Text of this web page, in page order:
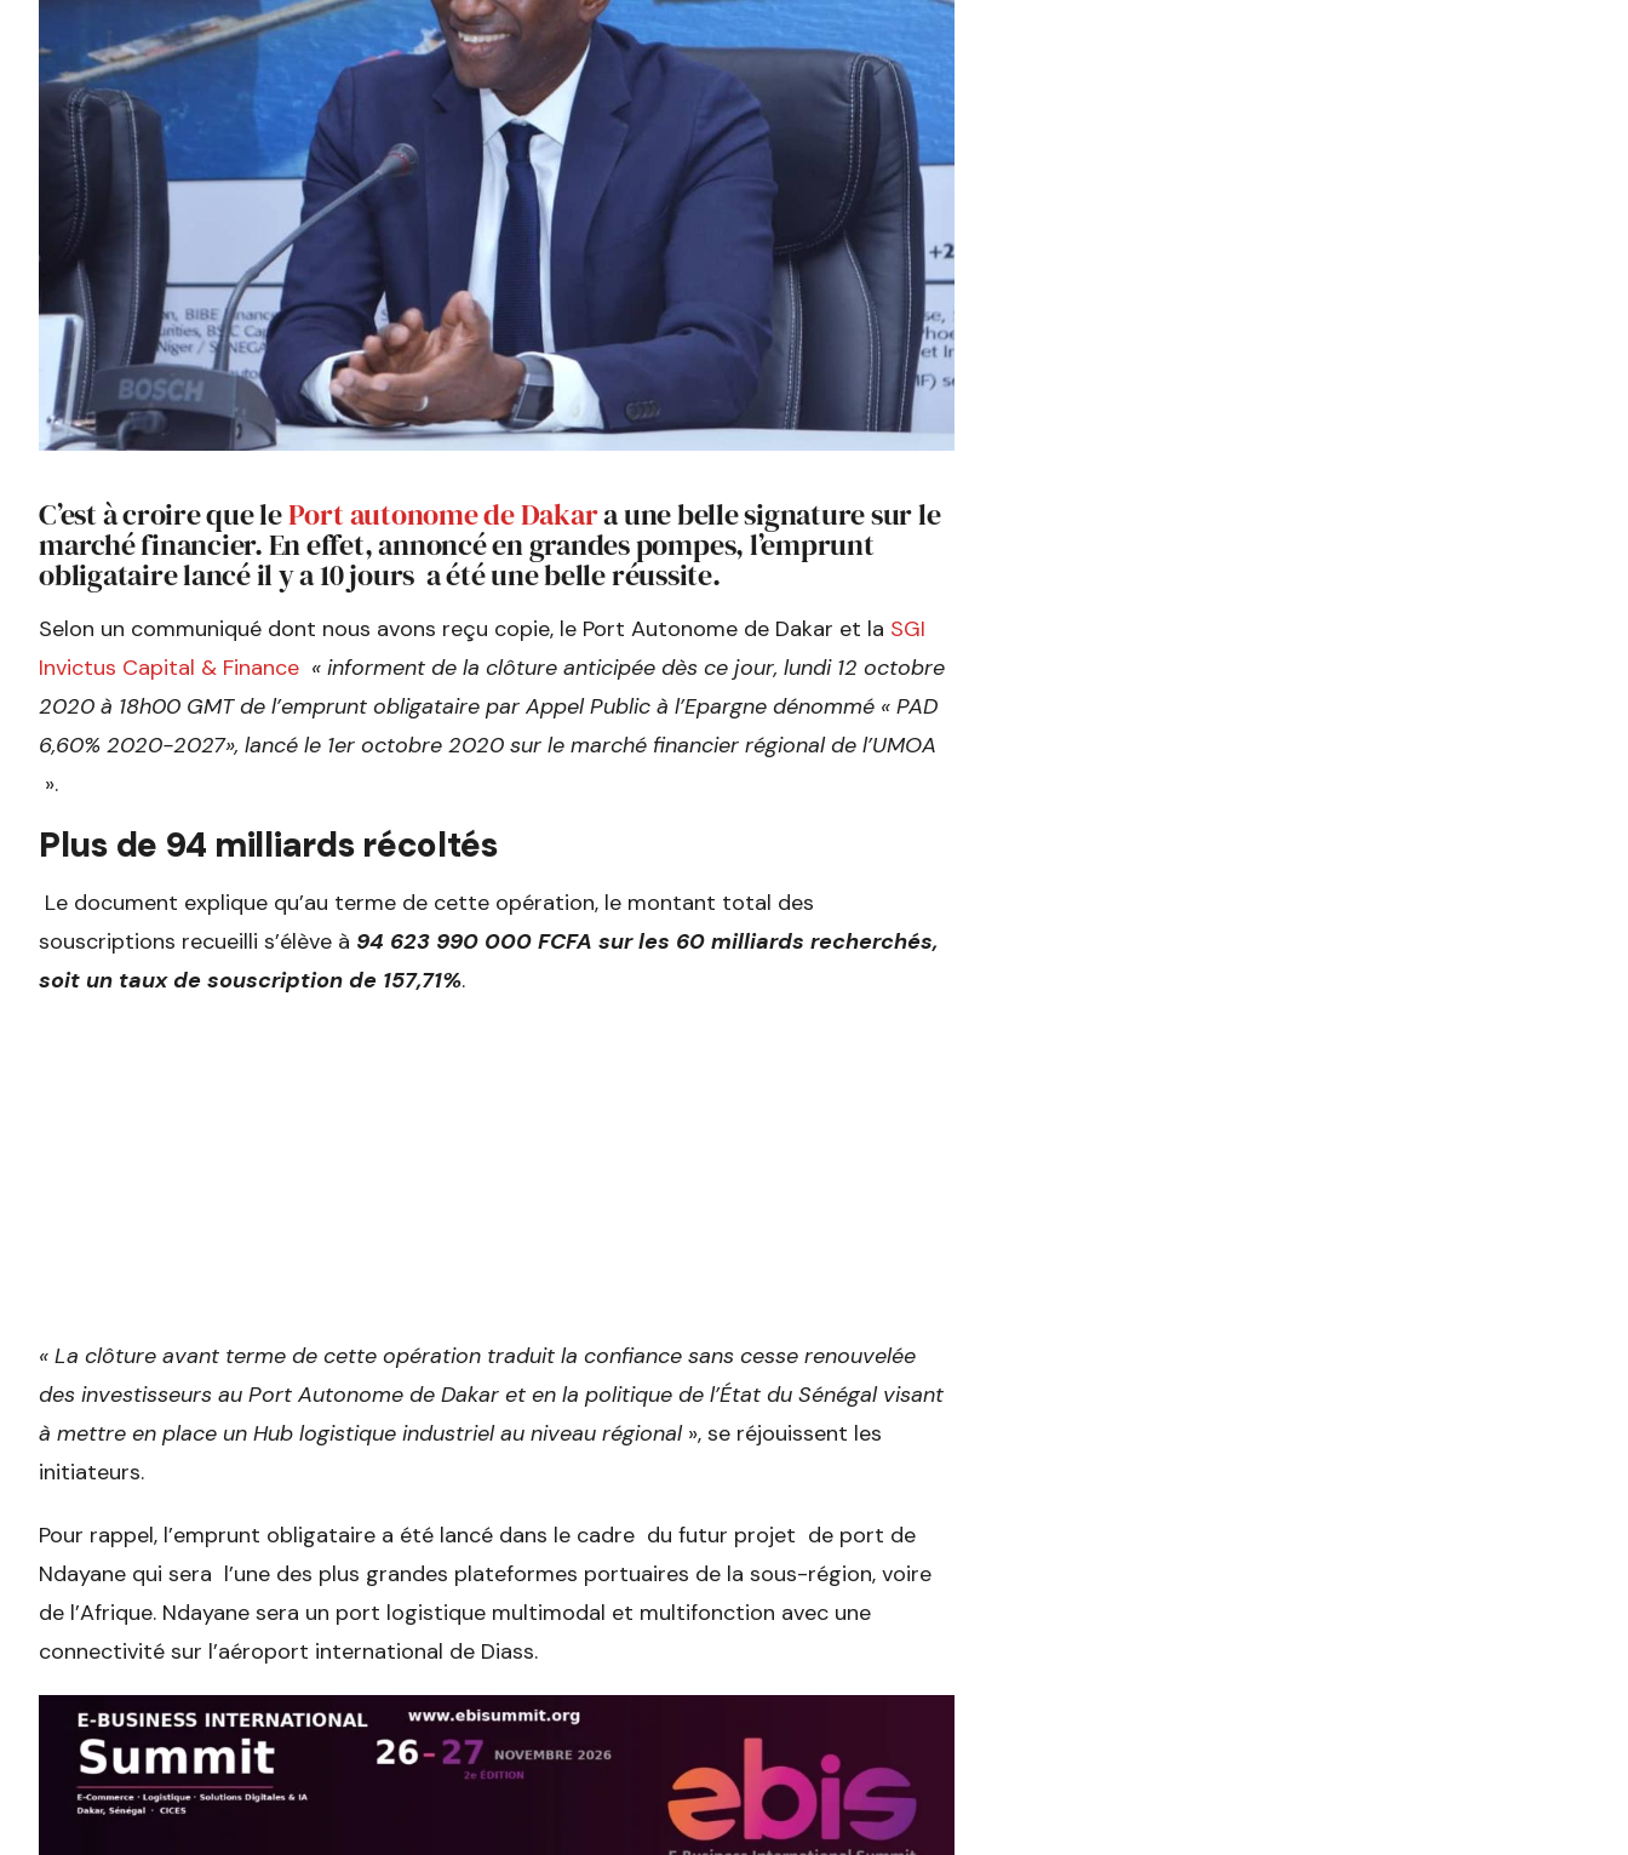
C’est à croire que lePort autonome de Dakara une belle signature sur le
marché financier. En effet, annoncé en grandes pompes, l’emprunt
obligataire lancé il y a 10 jours a été une belle réussite.
Selon un communiqué dont nous avons reçu copie, le Port Autonome de Dakar et la SGI
Invictus Capital & Finance « informent de la clôture anticipée dès ce jour, lundi 12 octobre
2020 à 18h00 GMT de l’emprunt obligataire par Appel Public à l’Epargne dénommé « PAD
6,60% 2020-2027», lancé le 1er octobre 2020 sur le marché financier régional de l’UMOA
».
Plus de 94 milliards récoltés
Le document explique qu’au terme de cette opération, le montant total des
souscriptions recueilli s’élève à 94 623 990 000 FCFA sur les 60 milliards recherchés,
soit un taux de souscription de 157,71%.
« La clôture avant terme de cette opération traduit la confiance sans cesse renouvelée
des investisseurs au Port Autonome de Dakar et en la politique de l’État du Sénégal visant
à mettre en place un Hub logistique industriel au niveau régional », se réjouissent les
initiateurs.
Pour rappel, l’emprunt obligataire a été lancé dans le cadre du futur projet de port de
Ndayane qui sera l’une des plus grandes plateformes portuaires de la sous-région, voire
de l’Afrique. Ndayane sera un port logistique multimodal et multifonction avec une
connectivité sur l’aéroport international de Diass.